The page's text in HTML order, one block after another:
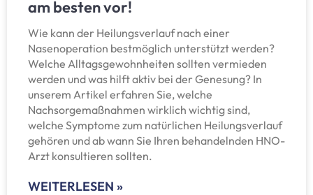
am besten vor!
Wie kann der Heilungsverlauf nach einer
Nasenoperation bestmöglich unterstützt werden?
Welche Alltagsgewohnheiten sollten vermieden
werden und was hilft aktiv bei der Genesung? In
unserem Artikel erfahren Sie, welche
Nachsorgemaßnahmen wirklich wichtig sind,
welche Symptome zum natürlichen Heilungsverlauf
gehören und ab wann Sie Ihren behandelnden HNO-
Arzt konsultieren sollten.
WEITERLESEN »